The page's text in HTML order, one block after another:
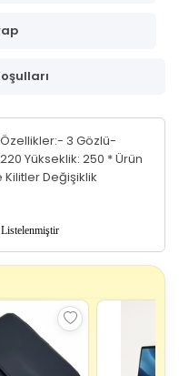
3 Gözlü-
Yükseklik: 250 * Ürün
Değişiklik